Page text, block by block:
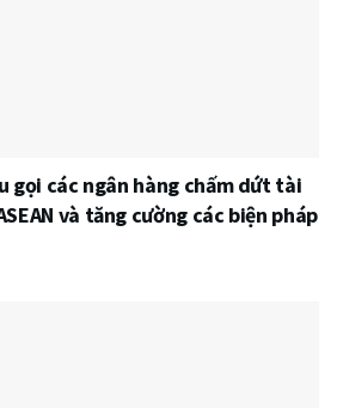
gọi các ngân hàng chấm dứt tài
và tăng cường các biện pháp